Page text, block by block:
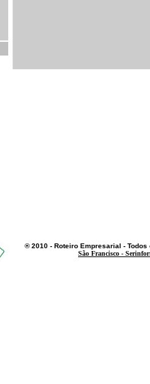
® 2010 - Roteiro Empresarial - Todos
São Francisco -